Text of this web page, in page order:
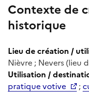
Contexte de
historique
Lieu de création /
Nièvre ; Nevers (lieu
Utilisation /
pratique votive
;